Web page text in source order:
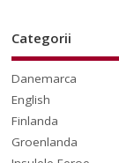
Categorii
Danemarca
English
Finlanda
Groenlanda